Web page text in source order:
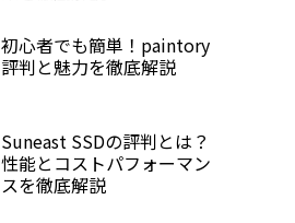
初心者でも簡単！paintory
評判と魅力を徹底解説
Suneast SSDの評判とは？
性能とコストパフォーマン
スを徹底解説